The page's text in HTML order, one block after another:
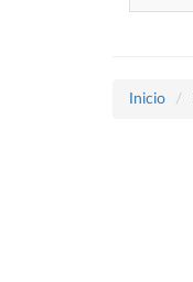
Inicio